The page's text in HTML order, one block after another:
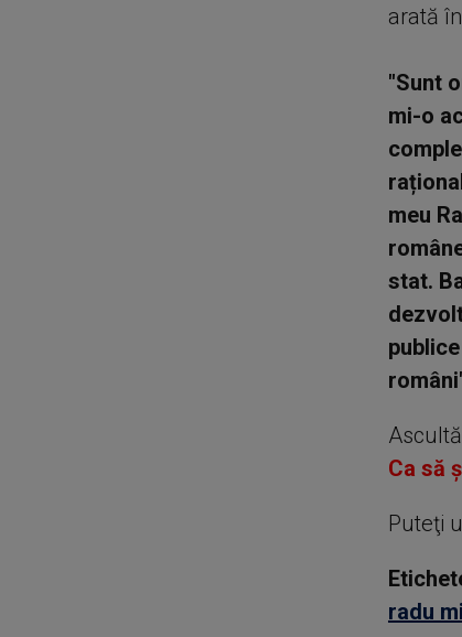
arată
"Sunt
mi-o
meu
stat.
Ascultă
Ca să
Puteţi
radu